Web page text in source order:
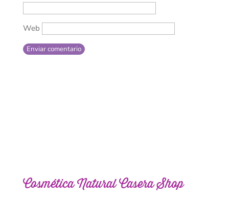
Web
Enviar comentario
Cosmética Natural Casera Shop